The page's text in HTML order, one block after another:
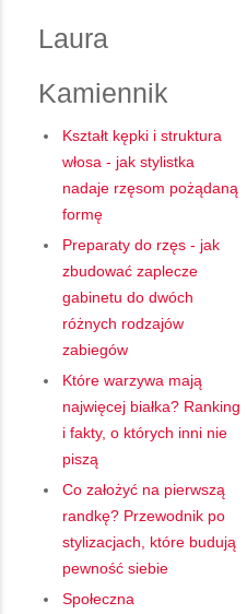
Laura
Kamiennik
Kształt kępki i struktura
włosa - jak stylistka
nadaje rzęsom pożądaną
formę
Preparaty do rzęs - jak
zbudować zaplecze
gabinetu do dwóch
różnych rodzajów
zabiegów
Które warzywa mają
najwięcej białka? Ranking
i fakty, o których inni nie
piszą
Co założyć na pierwszą
randkę? Przewodnik po
stylizacjach, które budują
pewność siebie
Społeczna